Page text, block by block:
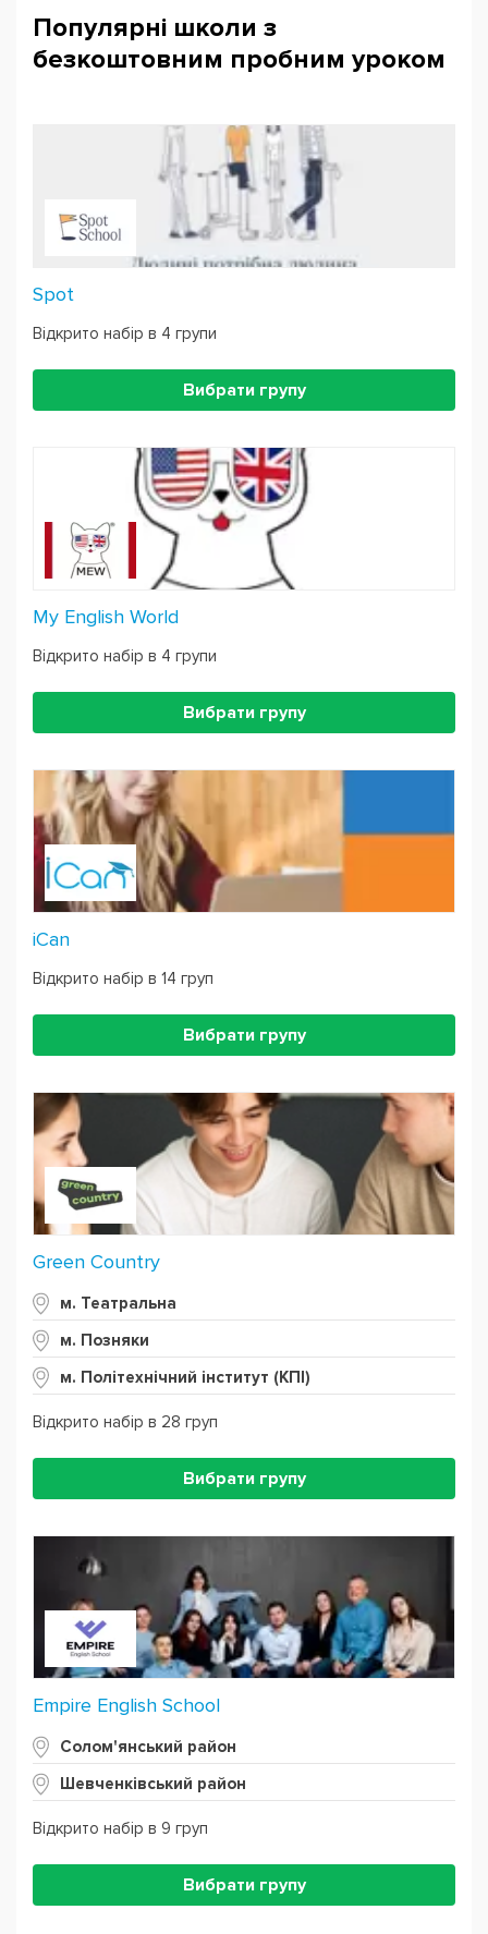
Популярні школи з
безкоштовним пробним уроком
Spot
Відкрито набір в 4 групи
Вибрати групу
My English World
Відкрито набір в 4 групи
Вибрати групу
iCan
Відкрито набір в 14 груп
Вибрати групу
Green Country
м. Театральна
м. Позняки
м. Політехнічний інститут (КПІ)
Відкрито набір в 28 груп
Вибрати групу
Empire English School
Солом'янський район
Шевченківський район
Відкрито набір в 9 груп
Вибрати групу